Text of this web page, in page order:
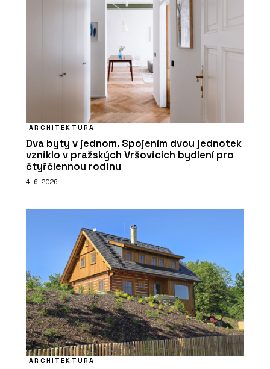
ARCHITEKTURA
Dva byty v jednom. Spojením dvou jednotek
vzniklo v pražských Vršovicích bydlení pro
čtyřčlennou rodinu
4. 6. 2026
ARCHITEKTURA